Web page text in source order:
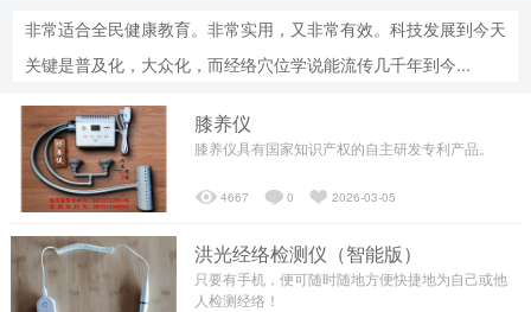
┗━品牌故事
┗━品牌介绍
┗━品牌优势
┗━发展历程
非常适合全民健康教育。非常实用，又非常有效。科技发展到今天
关键是普及化，大众化，而经络穴位学说能流传几千年到今...
膝养仪
膝养仪具有国家知识产权的自主研发专利产品。
4667 0 2026-03-05
洪光经络检测仪（智能版）
只要有手机，便可随时随地方便快捷地为自己或他
人检测经络！